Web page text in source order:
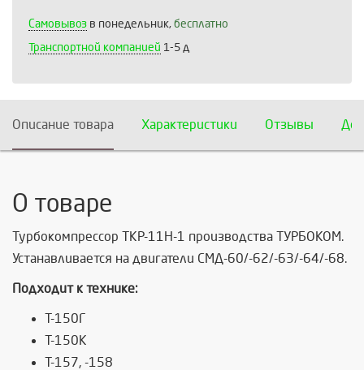
Самовывоз в понедельник, бесплатно
Транспортной компанией 1-5 д
Описание товара Характеристики Отзывы
О товаре
Турбокомпрессор ТКР-11Н-1 производства ТУРБОКОМ.
Устанавливается на двигатели СМД-60/-62/-63/-64/-68.
Подходит к технике:
Т-150Г
Т-150К
Т-157, -158